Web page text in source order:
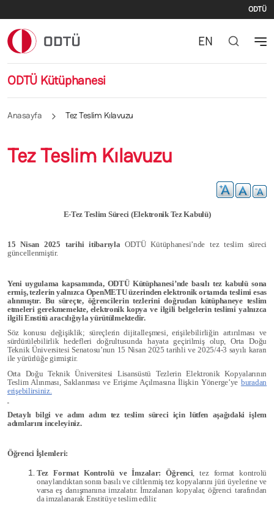
ODTÜ
ODTÜ Kütüphanesi
EN
Anasayfa Tez Teslim Kılavuzu
Tez Teslim Kılavuzu
E-Tez Teslim Süreci (Elektronik Tez Kabulü)
15 Nisan 2025 tarihi itibarıyla ODTÜ Kütüphanesi’nde tez teslim süreci
güncellenmiştir.
Yeni uygulama kapsamında, ODTÜ Kütüphanesi’nde basılı tez kabulü sona
ermiş, tezlerin yalnızca OpenMETU üzerinden elektronik ortamda teslimi esas
alınmıştır. Bu süreçte, öğrencilerin tezlerini doğrudan kütüphaneye teslim
etmeleri gerekmemekte, elektronik kopya ve ilgili belgelerin teslimi yalnızca
ilgili Enstitü aracılığıyla yürütülmektedir.
Söz konusu değişiklik; süreçlerin dijitalleşmesi, erişilebilirliğin artırılması ve
sürdürülebilirlik hedefleri doğrultusunda hayata geçirilmiş olup, Orta Doğu
Teknik Üniversitesi Senatosu’nun 15 Nisan 2025 tarihli ve 2025/4-3 sayılı kararı
ile yürürlüğe girmiştir.
Orta Doğu Teknik Üniversitesi Lisansüstü Tezlerin Elektronik Kopyalarının
Teslim Alınması, Saklanması ve Erişime Açılmasına İlişkin Yönerge’ye buradan
erişebilirsiniz.
Detaylı bilgi ve adım adım tez teslim süreci için lütfen aşağıdaki işlem
adımlarını inceleyiniz.
Öğrenci İşlemleri:
Tez Format Kontrolü ve İmzalar: Öğrenci , tez format kontrolü
onaylandıktan sonra basılı ve ciltlenmiş tez kopyalarını jüri üyelerine ve
varsa eş danışmanına imzalatır. İmzalanan kopyalar, öğrenci tarafından
da imzalanarak Enstitüye teslim edilir.